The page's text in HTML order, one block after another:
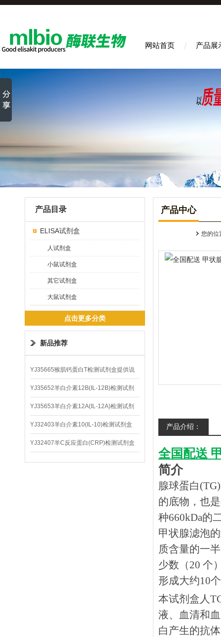
网站首页 产品展
产品目录
ELISA试剂盒
人试剂盒
小鼠试剂盒
其它试剂盒
大鼠试剂盒
点击更多分类
新品推荐
YJ35665猴肌钙蛋白T检测试剂盒提供说
明书
YJ35652羊白介素12B(IL-12B)检测试剂
盒
YJ35653羊白介素12A(IL-12A)检测试剂
盒
YJ32403羊白介素10(IL-10)检测试剂盒
YJ32407羊C反应蛋白(CRP)检测试剂盒
产品中心
您的位
产品介绍：
全国配送
简介
腺球蛋白
的底物，也
种660kDa的
甲状腺滤泡
质含量的一
少数（20 个
形成大约10
本试剂盒人
液、血清和
白产生的抗